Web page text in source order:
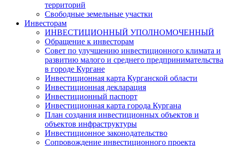
территорий
Свободные земельные участки
Инвесторам
ИНВЕСТИЦИОННЫЙ УПОЛНОМОЧЕННЫЙ
Обращение к инвесторам
Совет по улучшению инвестиционного климата и
развитию малого и среднего предпринимательства
в городе Кургане
Инвестиционная карта Курганской области
Инвестиционная декларация
Инвестиционный паспорт
Инвестиционная карта города Кургана
План создания инвестиционных объектов и
объектов инфраструктуры
Инвестиционное законодательство
Сопровождение инвестиционного проекта